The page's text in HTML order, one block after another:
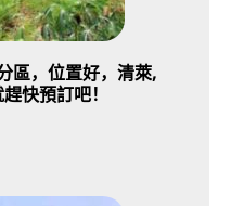
區，位置好，清萊,
快預訂吧！